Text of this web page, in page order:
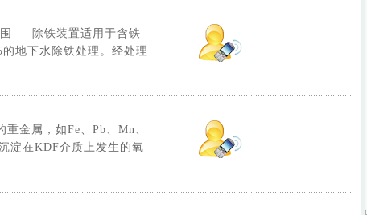
围 除铁装置适用于含铁
地下水除铁处理。经处理
金属，如Fe、Pb、Mn、
淀在KDF介质上发生的氧